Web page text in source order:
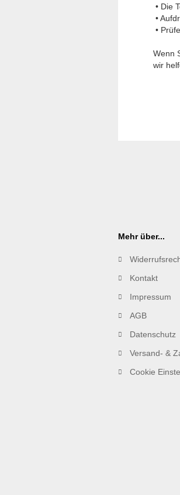
• Die
•
•
Wenn
wir
Mehr über...
Kontakt
Impressum
AGB
Datenschutz
Versand- &
Cookie